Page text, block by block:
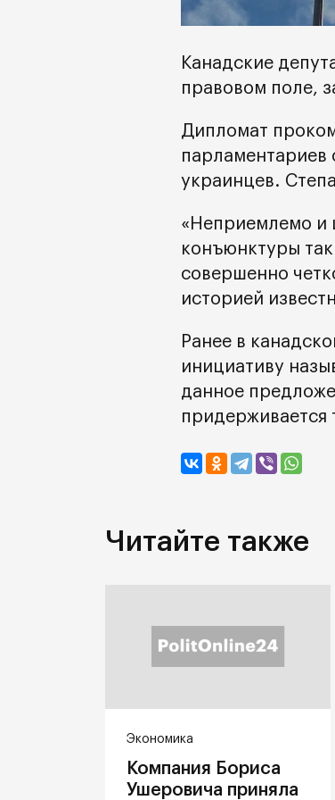
Канадские
правовом поле,
Дипломат
украинцев.
«Неприемлемо и
конъюнктуры
совершенно
историей
Ранее в
инициативу
данное
придерживается
Читайте также
Экономика
Компания Бориса
Ушеровича приняла